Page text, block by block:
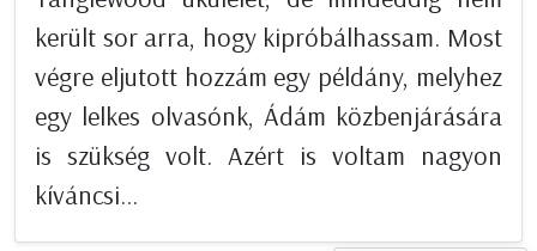
került sor arra, hogy kipróbálhassam. Most
végre eljutott hozzám egy példány, melyhez
egy lelkes olvasónk, Ádám közbenjárására
is szükség volt. Azért is voltam nagyon
kíváncsi...